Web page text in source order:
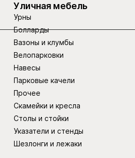
Уличная мебель
Урны
Болларды
Вазоны и клумбы
Велопарковки
Навесы
Парковые качели
Прочее
Скамейки и кресла
Столы и стойки
Указатели и стенды
Шезлонги и лежаки